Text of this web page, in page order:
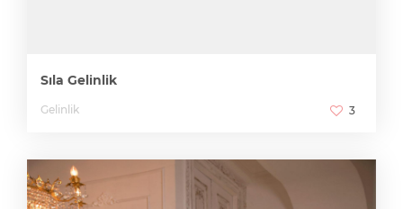
Sıla Gelinlik
Gelinlik 3